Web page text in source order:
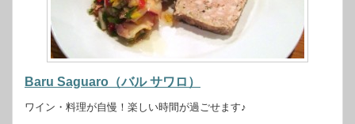
Baru Saguaro（バル サワロ）
ワイン・料理が自慢！楽しい時間が過ごせます♪